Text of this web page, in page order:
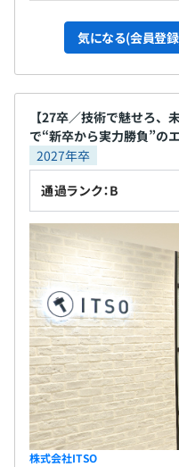
気になる(会員登
【27卒／技術で魅せろ
で“新卒から実力勝負”の
2027年卒
通過ランク：B
株式会社ITSO